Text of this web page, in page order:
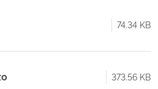
74.34 KB
373.56 KB